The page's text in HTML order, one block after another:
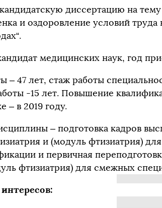
диссертацию на
и оздоровление условий
медицинских наук, год
– 47 лет, стаж работы
-15 лет. Повышение
– в 2019 году.
– подготовка кадров
и (модуль фтизиатрия)
и первичная
фтизиатрия) для смежных